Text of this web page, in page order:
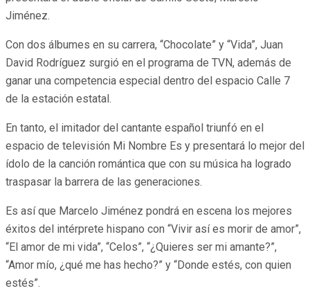
Jiménez.
Con dos álbumes en su carrera, “Chocolate” y “Vida”, Juan
David Rodríguez surgió en el programa de TVN, además de
ganar una competencia especial dentro del espacio Calle 7
de la estación estatal.
En tanto, el imitador del cantante español triunfó en el
espacio de televisión Mi Nombre Es y presentará lo mejor del
ídolo de la canción romántica que con su música ha logrado
traspasar la barrera de las generaciones.
Es así que Marcelo Jiménez pondrá en escena los mejores
éxitos del intérprete hispano con “Vivir así es morir de amor”,
“El amor de mi vida”, “Celos”, “¿Quieres ser mi amante?”,
“Amor mío, ¿qué me has hecho?” y “Donde estés, con quien
estés”.